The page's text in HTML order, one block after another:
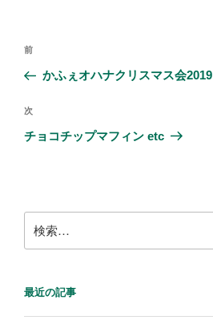
b
k
投
ナ
ビ
ゲ
ン
前
の
稿
前
かふぇオハナクリスマス会2019
次
の
次
チョコチップマフィン etc
索:
最近の記事